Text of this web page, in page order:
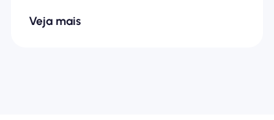
Veja mais